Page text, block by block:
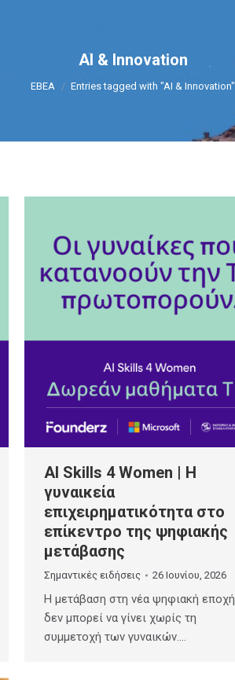
AI & Innovation
You are here:
ΕΒΕΑ Entries tagged with "AI & Innovation"
AI Skills 4 Women | Η
γυναικεία
επιχειρηματικότητα στο
επίκεντρο της ψηφιακής
μετάβασης
Σημαντικές ειδήσεις 26 Ιουνίου, 2026
Η μετάβαση στη νέα ψηφιακή εποχή
δεν μπορεί να γίνει χωρίς τη
συμμετοχή των γυναικών.…